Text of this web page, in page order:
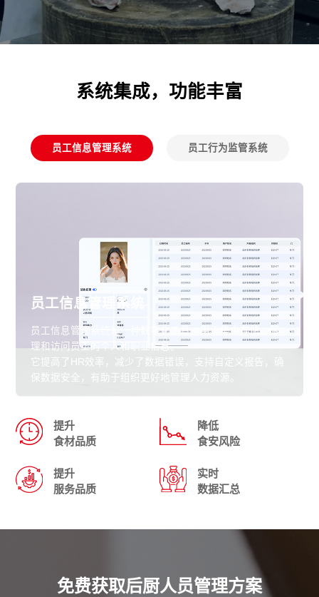
系统集成，功能丰富
员工信息管理系统 员工行为监管系统
员工信息管理系统
员工信息管理系统是一种数字化工具，用于集中存储、管
理和访问员工的个人和职业信息。
它提高了HR效率，减少了数据错误，支持自定义报告，确
保数据安全，有助于组织更好地管理人力资源。
提升
食材品质
降低
食安风险
提升
服务品质
实时
数据汇总
免费获取后厨人员管理方案